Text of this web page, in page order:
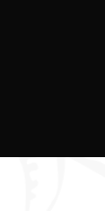
Training,
Turnen,